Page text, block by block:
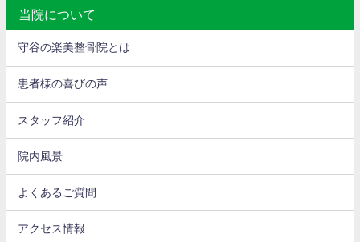
当院について
守谷の楽美整骨院とは
患者様の喜びの声
スタッフ紹介
院内風景
よくあるご質問
アクセス情報